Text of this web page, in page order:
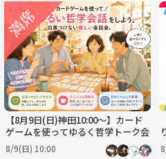
【8月9日(日)神田10:00～】カード
ゲームを使ってゆるく哲学トーク会
8/9(日) 10:00